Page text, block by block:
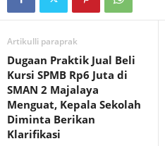
Artikulli paraprak
Dugaan Praktik Jual Beli
Kursi SPMB Rp6 Juta di
SMAN 2 Majalaya
Menguat, Kepala Sekolah
Diminta Berikan
Klarifikasi